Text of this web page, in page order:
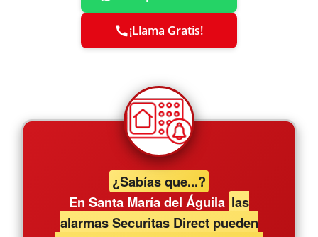
¡Llama Gratis!
¿Sabías que...?
En Santa María del Águila las
alarmas Securitas Direct pueden